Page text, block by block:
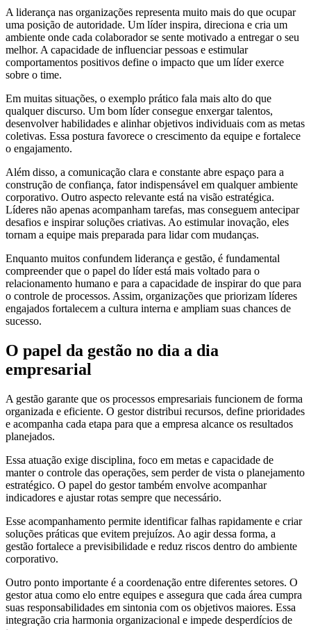
A liderança nas organizações representa muito mais do que ocupar
uma posição de autoridade. Um líder inspira, direciona e cria um
ambiente onde cada colaborador se sente motivado a entregar o seu
melhor. A capacidade de influenciar pessoas e estimular
comportamentos positivos define o impacto que um líder exerce
sobre o time.
Em muitas situações, o exemplo prático fala mais alto do que
qualquer discurso. Um bom líder consegue enxergar talentos,
desenvolver habilidades e alinhar objetivos individuais com as metas
coletivas. Essa postura favorece o crescimento da equipe e fortalece
o engajamento.
Além disso, a comunicação clara e constante abre espaço para a
construção de confiança, fator indispensável em qualquer ambiente
corporativo. Outro aspecto relevante está na visão estratégica.
Líderes não apenas acompanham tarefas, mas conseguem antecipar
desafios e inspirar soluções criativas. Ao estimular inovação, eles
tornam a equipe mais preparada para lidar com mudanças.
Enquanto muitos confundem liderança e gestão, é fundamental
compreender que o papel do líder está mais voltado para o
relacionamento humano e para a capacidade de inspirar do que para
o controle de processos. Assim, organizações que priorizam líderes
engajados fortalecem a cultura interna e ampliam suas chances de
sucesso.
O papel da gestão no dia a dia
empresarial
A gestão garante que os processos empresariais funcionem de forma
organizada e eficiente. O gestor distribui recursos, define prioridades
e acompanha cada etapa para que a empresa alcance os resultados
planejados.
Essa atuação exige disciplina, foco em metas e capacidade de
manter o controle das operações, sem perder de vista o planejamento
estratégico. O papel do gestor também envolve acompanhar
indicadores e ajustar rotas sempre que necessário.
Esse acompanhamento permite identificar falhas rapidamente e criar
soluções práticas que evitem prejuízos. Ao agir dessa forma, a
gestão fortalece a previsibilidade e reduz riscos dentro do ambiente
corporativo.
Outro ponto importante é a coordenação entre diferentes setores. O
gestor atua como elo entre equipes e assegura que cada área cumpra
suas responsabilidades em sintonia com os objetivos maiores. Essa
integração cria harmonia organizacional e impede desperdícios de